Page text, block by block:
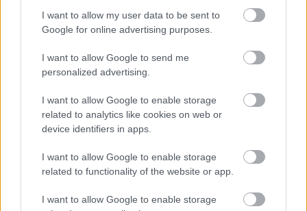
I want to allow my user data to be sent to
Google for online advertising purposes.
I want to allow Google to send me
personalized advertising.
I want to allow Google to enable storage
related to analytics like cookies on web or
device identifiers in apps.
I want to allow Google to enable storage
related to functionality of the website or app.
I want to allow Google to enable storage
Discovery színészei egyébként nem rég
egy
interjúban beszéltek a klingonokról
, melyet magyar
felirattal mi is mutattunk.
Egy erőskezű kapitány
Az Entertainment Weekly egy forgatási jelenet
közlésével hozta közel olvasóihoz a klingonokkal való
konfliktus mindennapjait.
Gabriel Lorca(Jason Isaacs)kapitány átmegy a
Discovery csillaghajó hídján, miközben a tekintete a
gyorsan utasításokkal látja el a legénységet. Egy